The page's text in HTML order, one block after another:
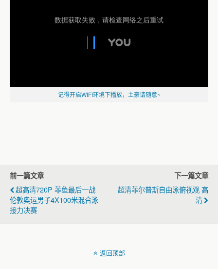
记得开启WIFI环境下播放，土豪请随意~
前一篇文章
超高清720P 菲鱼最后一战
伦敦奥运男子4X100米混合泳
接力决赛
下一篇文章
超清菲尔普斯自由泳俯视观 高
清
返回顶部